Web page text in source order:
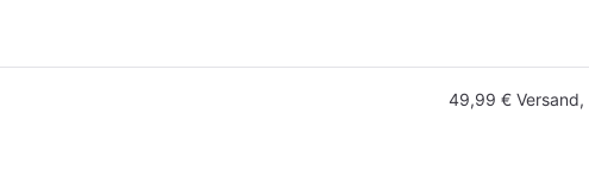
49,99 € Versand,